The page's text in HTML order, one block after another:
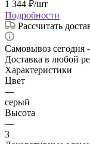
1 344 ₽/шт
Подробности
Рассчитать
Самовывоз сегодня
Доставка в любой
Характеристики
Цвет
—
серый
Высота
—
3